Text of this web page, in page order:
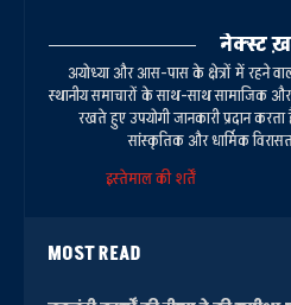
नेक्स्ट
अयोध्या और आस-पास के क्षेत्रों में रहने
स्थानीय समाचारों के साथ-साथ सामाजिक
रखते हुए उपयोगी जानकारी प्रदान
सांस्कृतिक और धार्मिक
इस्तेमाल की शर्तें
MOST READ